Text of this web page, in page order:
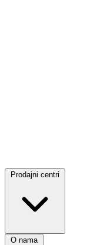
Prodajni centri
O nama